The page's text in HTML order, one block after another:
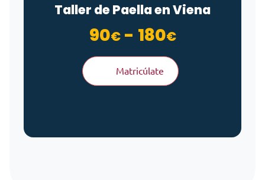
Taller de Paella en Viena
90€ - 180€Rango de
Matricúlate